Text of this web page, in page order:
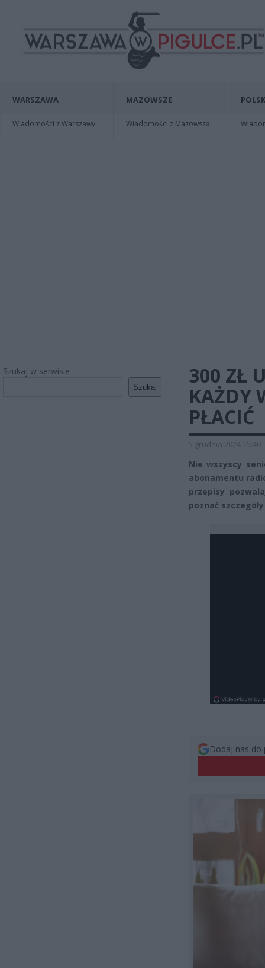
WARSZAWA
Wiadomości z Warszawy
MAZOWSZE
Wiadomości z Mazowsza
Szukaj w serwisie
Szukaj
300 ZŁ
KAŻDY
PŁACIĆ
5 grudnia 2024 15:40
Nie wszyscy
abonamentu
przepisy
poznać
Dodaj nas do